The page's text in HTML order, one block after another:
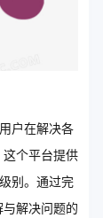
户在解决各
个平台提供
别。通过完
解决问题的